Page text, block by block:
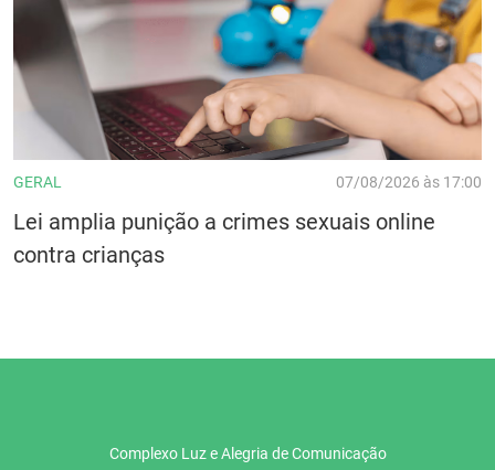
GERAL 07/08/2026 às 17:00
Lei amplia punição a crimes sexuais online
contra crianças
Complexo Luz e Alegria de Comunicação